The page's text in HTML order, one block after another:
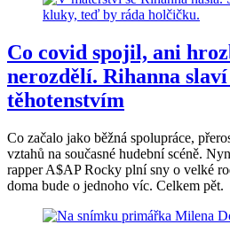
Co covid spojil, ani
nerozdělí. Rihanna
těhotenstvím
Co začalo jako běžná spolupráce,
vztahů na současné hudební scéně.
rapper A$AP Rocky plní sny o velké
doma bude o jednoho víc. Celkem pět.